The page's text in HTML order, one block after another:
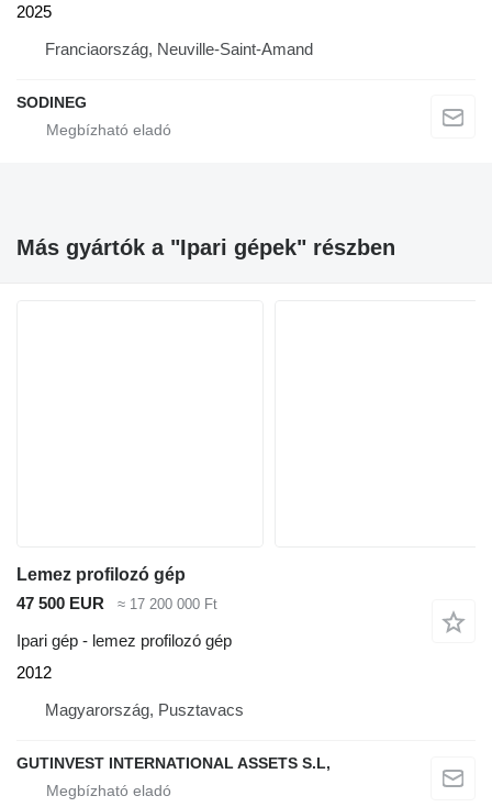
2025
Franciaország, Neuville-Saint-Amand
SODINEG
Más gyártók a "Ipari gépek" részben
Lemez profilozó gép
47 500 EUR
≈ 17 200 000 Ft
Ipari gép - lemez profilozó gép
2012
Magyarország, Pusztavacs
GUTINVEST INTERNATIONAL ASSETS S.L,